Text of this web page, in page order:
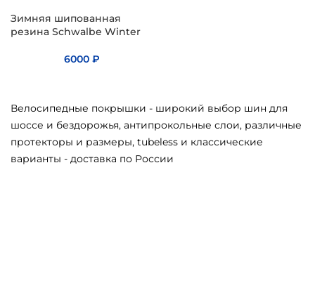
Зимняя шипованная
резина Schwalbe Winter
6000₽
Велосипедные покрышки - широкий выбор шин для
шоссе и бездорожья, антипрокольные слои, различные
протекторы и размеры, tubeless и классические
варианты - доставка по России